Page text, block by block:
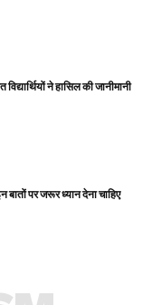
ने हासिल की जानीमानी
पर जरूर ध्यान देना चाहिए